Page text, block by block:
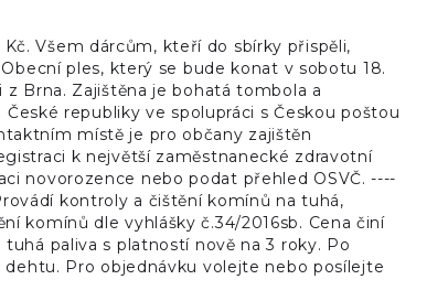
Kč. Všem dárcům, kteří do sbírky přispěli,
ples, který se bude konat v sobotu 18.
Brna. Zajištěna je bohatá tombola a
republiky ve spolupráci s Českou poštou
místě je pro občany zajištěn
k největší zaměstnanecké zdravotní
novorozence nebo podat přehled OSVČ. ----
kontroly a čištění komínů na tuhá,
komínů dle vyhlášky č.34/2016sb. Cena činí
paliva s platností nově na 3 roky. Po
Pro objednávku volejte nebo posílejte